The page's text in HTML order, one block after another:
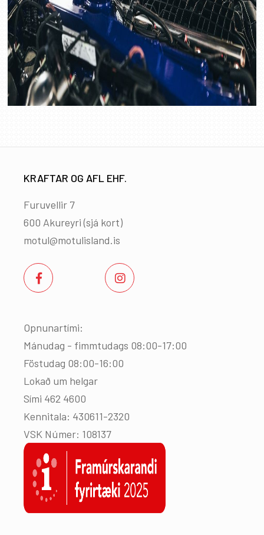
KRAFTAR OG AFL EHF.
Furuvellir 7
600 Akureyri (sjá kort)
motul@motulisland.is
Opnunartími:
Mánudag - fimmtudags 08:00-17:00
Föstudag 08:00-16:00
Lokað um helgar
Sími 462 4600
Kennitala: 430611-2320
VSK Númer: 108137